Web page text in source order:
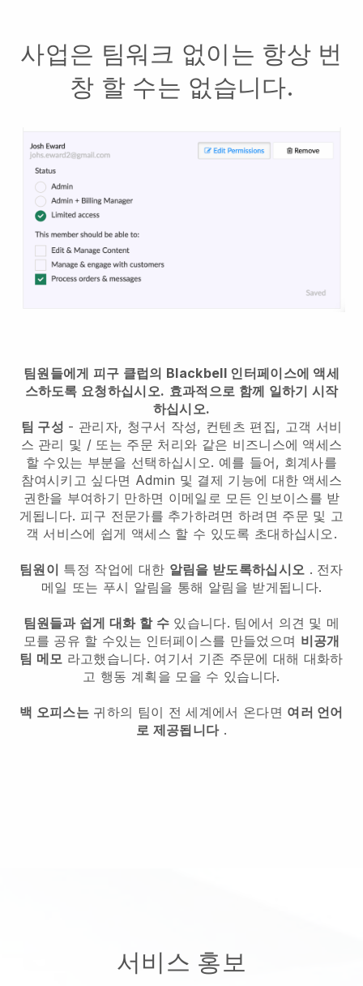
사업은 팀워크 없이는 항상 번
창 할 수는 없습니다.
팀원들에게 피구 클럽의 Blackbell 인터페이스에 액세
스하도록 요청하십시오. 효과적으로 함께 일하기 시작
하십시오.
팀 구성 - 관리자, 청구서 작성, 컨텐츠 편집, 고객 서비
스 관리 및 / 또는 주문 처리와 같은 비즈니스에 액세스
할 수있는 부분을 선택하십시오. 예를 들어, 회계사를
참여시키고 싶다면 Admin 및 결제 기능에 대한 액세스
권한을 부여하기 만하면 이메일로 모든 인보이스를 받
게됩니다. 피구 전문가를 추가하려면 하려면 주문 및 고
객 서비스에 쉽게 액세스 할 수 있도록 초대하십시오.
팀원이 특정 작업에 대한 알림을 받도록하십시오 . 전자
메일 또는 푸시 알림을 통해 알림을 받게됩니다.
팀원들과 쉽게 대화 할 수 있습니다. 팀에서 의견 및 메
모를 공유 할 수있는 인터페이스를 만들었으며 비공개
팀 메모 라고했습니다. 여기서 기존 주문에 대해 대화하
고 행동 계획을 모을 수 있습니다.
백 오피스는 귀하의 팀이 전 세계에서 온다면 여러 언어
로 제공됩니다.
서비스 홍보